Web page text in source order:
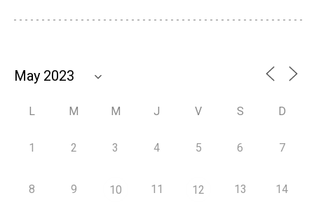
L M M J V S D
1 2 3 4 5 6 7
8 9 10 11 12 13 14